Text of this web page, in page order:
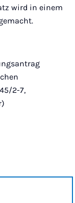
wird in einem
2-7,